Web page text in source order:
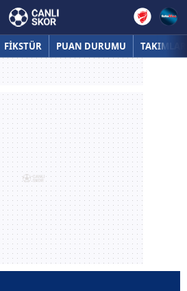
FİKSTÜR PUAN DURUMU TAKIMLAR